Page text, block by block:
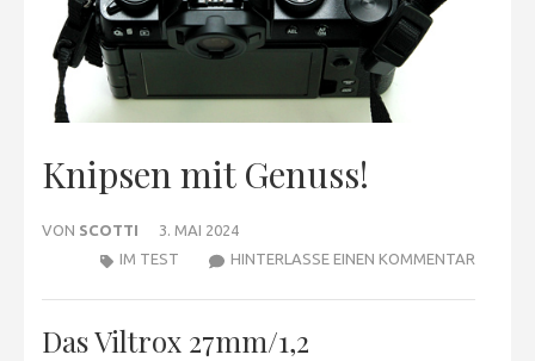
Knipsen mit Genuss!
VON SCOTTI
3. MAI 2024
HINTERLASSE EINEN KOMMENTAR
IM TEST
Das Viltrox 27mm/1,2